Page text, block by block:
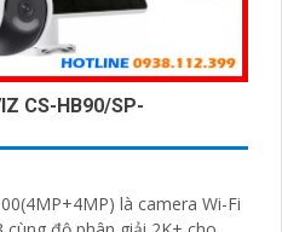
CS-HB90/SP-
là camera Wi-Fi